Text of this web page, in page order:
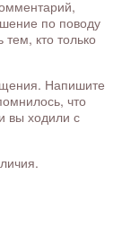
по поводу
кто только
Напишите
что
вы ходили с